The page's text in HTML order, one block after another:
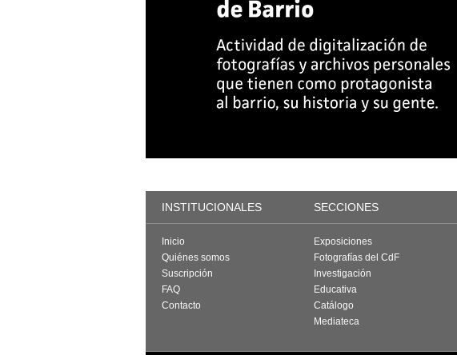
INSTITUCIONALES SECCIONES
Inicio
Quiénes somos
Suscripción
FAQ
Contacto
Exposiciones
Fotografías del CdF
Investigación
Educativa
Catálogo
Mediateca